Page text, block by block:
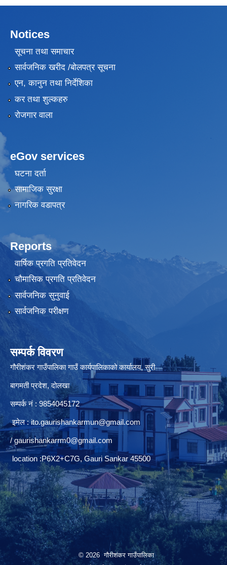
Notices
सूचना तथा समाचार
सार्वजनिक खरीद /बोलपत्र सूचना
एन, कानुन तथा निर्देशिका
कर तथा शुल्कहरु
रोजगार वाला
eGov services
घटना दर्ता
सामाजिक सुरक्षा
नागरिक वडापत्र
Reports
वार्षिक प्रगति प्रतिवेदन
चौमासिक प्रगति प्रतिवेदन
सार्वजनिक सुनुवाई
सार्वजनिक परीक्षण
सम्पर्क विवरण
गौरीशंकर गाउँपालिका गाउँ कार्यपालिकाको कार्यालय, सुरी
बागमती प्रदेश, दोलखा
सम्पर्क नं : 9854045172
इमेल :ito.gaurishankarmun@gmail.com
/gaurishankarrm0@gmail.com
location :P6X2+C7G, Gauri Sankar 45500
© 2026 गौरीशंकर गाउँपालिका